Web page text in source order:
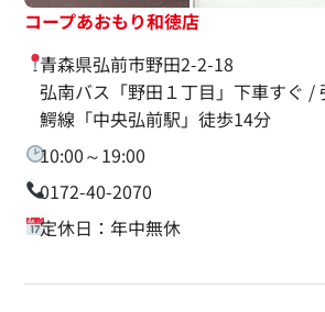
コープあおもり和徳店
青森県弘前市野田2-2-18
弘南バス「野田１丁目」下車すぐ /
鰐線「中央弘前駅」徒歩14分
10:00～19:00
0172-40-2070
定休日：年中無休